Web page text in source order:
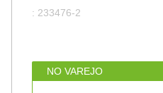
: 233476-2
NO VAREJO